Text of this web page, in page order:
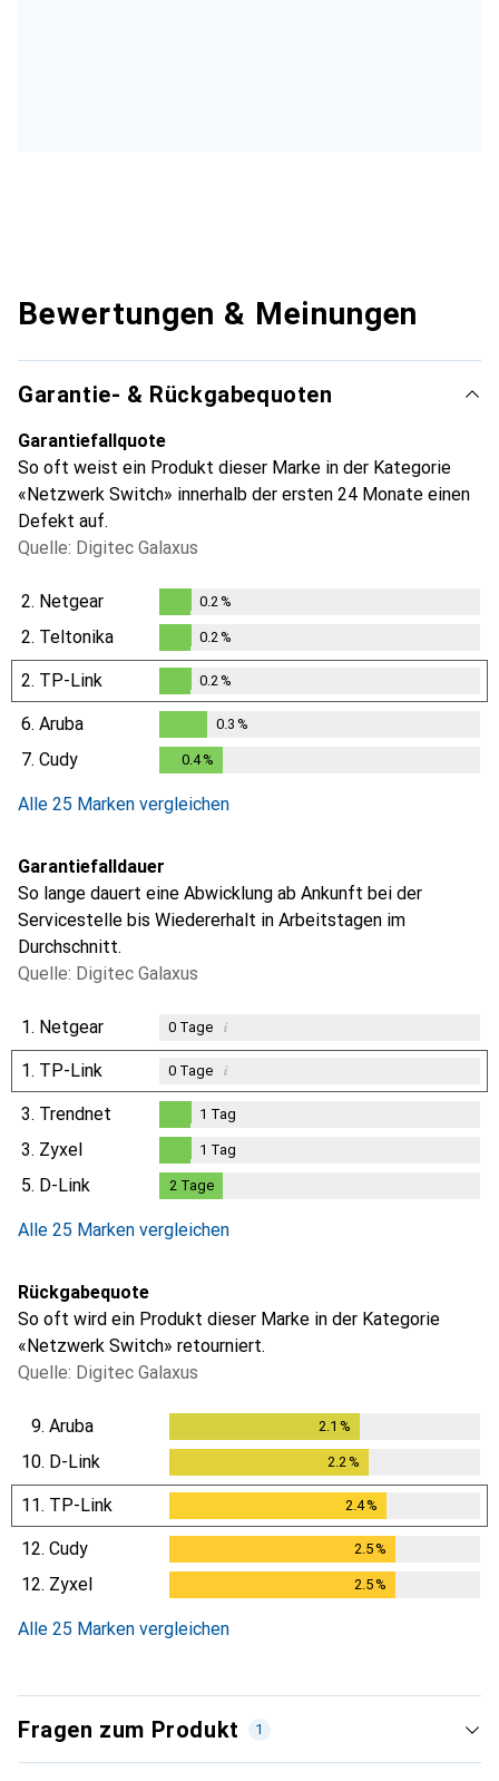
Bewertungen & Meinungen
Garantie- & Rückgabequoten
Garantiefallquote
So oft weist ein Produkt dieser Marke in der Kategorie
«Netzwerk Switch» innerhalb der ersten 24 Monate einen
Defekt auf.
Quelle: Digitec Galaxus
2. Netgear
0.2%
0.2 %
2. Teltonika
0.2%
0.2 %
2. TP-Link
0.2%
0.2 %
6. Aruba
0.3%
0.3 %
7. Cudy 0.4%
Alle 25 Marken vergleichen
Garantiefalldauer
So lange dauert eine Abwicklung ab Ankunft bei der
Servicestelle bis Wiedererhalt in Arbeitstagen im
Durchschnitt.
Quelle: Digitec Galaxus
1. Netgear 0Tage i
1. TP-Link 0Tage i
3. Trendnet
Tag
1 Tag
3. Zyxel
Tag
1 Tag
5. D-Link 2 Tage
Alle 25 Marken vergleichen
Rückgabequote
So oft wird ein Produkt dieser Marke in der Kategorie
«Netzwerk Switch» retourniert.
Quelle: Digitec Galaxus
9. Aruba 2.1 %
10. D-Link 2.2 %
11. TP-Link 2.4%
12. Cudy 2.5%
12. Zyxel 2.5%
Alle 25 Marken vergleichen
Fragen zum Produkt 1